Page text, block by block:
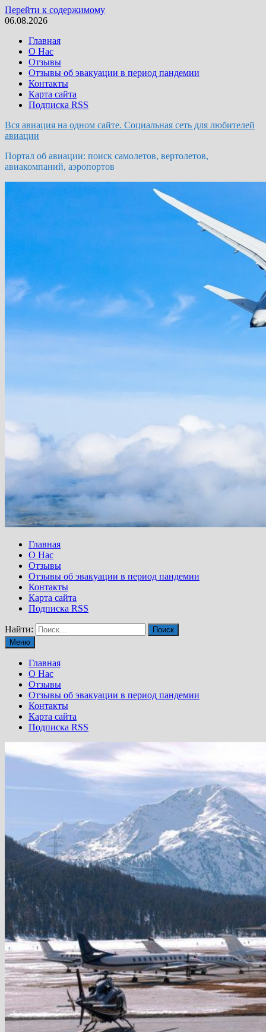
Перейти к содержимому
06.08.2026
Главная
О Нас
Отзывы
Отзывы об эвакуации в период пандемии
Контакты
Карта сайта
Подписка RSS
Вся авиация на одном сайте. Социальная сеть для любителей
авиации
Портал об авиации: поиск самолетов, вертолетов,
авиакомпаний, аэропортов
Главная
О Нас
Отзывы
Отзывы об эвакуации в период пандемии
Контакты
Карта сайта
Подписка RSS
Найти:
Меню
Главная
О Нас
Отзывы
Отзывы об эвакуации в период пандемии
Контакты
Карта сайта
Подписка RSS